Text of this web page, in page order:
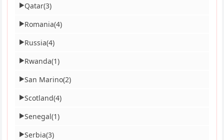
▶Qatar(3)
▶Romania(4)
▶Russia(4)
▶Rwanda(1)
▶San Marino(2)
▶Scotland(4)
▶Senegal(1)
▶Serbia(3)